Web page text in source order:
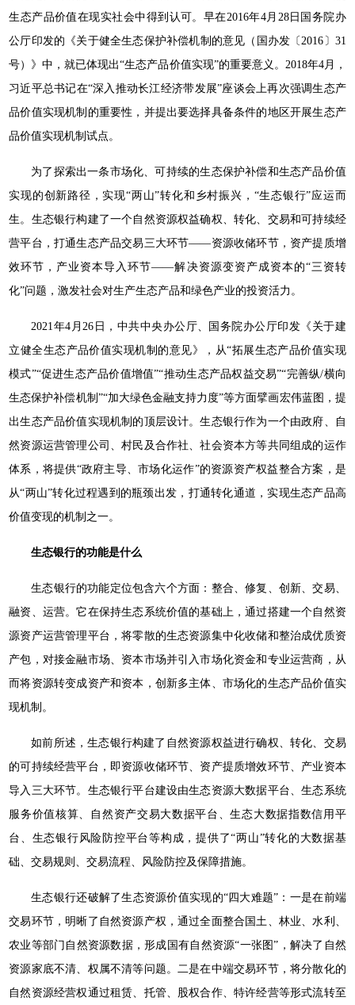
生态产品价值在现实社会中得到认可。早在2016年4月28日国务院办
公厅印发的《关于健全生态保护补偿机制的意见（国办发〔2016〕31
号）》中，就已体现出“生态产品价值实现”的重要意义。2018年4月，
习近平总书记在“深入推动长江经济带发展”座谈会上再次强调生态产
品价值实现机制的重要性，并提出要选择具备条件的地区开展生态产
品价值实现机制试点。
为了探索出一条市场化、可持续的生态保护补偿和生态产品价值
实现的创新路径，实现“两山”转化和乡村振兴，“生态银行”应运而
生。生态银行构建了一个自然资源权益确权、转化、交易和可持续经
营平台，打通生态产品交易三大环节——资源收储环节，资产提质增
效环节，产业资本导入环节——解决资源变资产成资本的“三资转
化”问题，激发社会对生产生态产品和绿色产业的投资活力。
2021年4月26日，中共中央办公厅、国务院办公厅印发《关于建
立健全生态产品价值实现机制的意见》，从“拓展生态产品价值实现
模式”“促进生态产品价值增值”“推动生态产品权益交易”“完善纵/横向
生态保护补偿机制”“加大绿色金融支持力度”等方面擘画宏伟蓝图，提
出生态产品价值实现机制的顶层设计。生态银行作为一个由政府、自
然资源运营管理公司、村民及合作社、社会资本方等共同组成的运作
体系，将提供“政府主导、市场化运作”的资源资产权益整合方案，是
从“两山”转化过程遇到的瓶颈出发，打通转化通道，实现生态产品高
价值变现的机制之一。
生态银行的功能是什么
生态银行的功能定位包含六个方面：整合、修复、创新、交易、
融资、运营。它在保持生态系统价值的基础上，通过搭建一个自然资
源资产运营管理平台，将零散的生态资源集中化收储和整治成优质资
产包，对接金融市场、资本市场并引入市场化资金和专业运营商，从
而将资源转变成资产和资本，创新多主体、市场化的生态产品价值实
现机制。
如前所述，生态银行构建了自然资源权益进行确权、转化、交易
的可持续经营平台，即资源收储环节、资产提质增效环节、产业资本
导入三大环节。生态银行平台建设由生态资源大数据平台、生态系统
服务价值核算、自然资产交易大数据平台、生态大数据指数信用平
台、生态银行风险防控平台等构成，提供了“两山”转化的大数据基
础、交易规则、交易流程、风险防控及保障措施。
生态银行还破解了生态资源价值实现的“四大难题”：一是在前端
交易环节，明晰了自然资源产权，通过全面整合国土、林业、水利、
农业等部门自然资源数据，形成国有自然资源“一张图”，解决了自然
资源家底不清、权属不清等问题。二是在中端交易环节，将分散化的
自然资源经营权通过租赁、托管、股权合作、特许经营等形式流转至